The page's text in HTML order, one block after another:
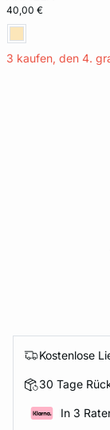
40,00 €
3 kaufen, den 4.
Kostenlose
30 Tage
In 3